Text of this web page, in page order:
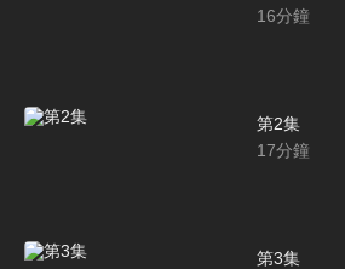
16分鐘
第2集
17分鐘
第3集